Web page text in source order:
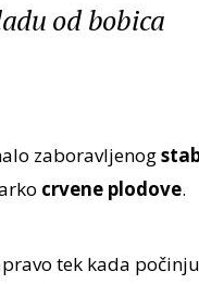
od bobica
zaboravljenog
crvene plodove.
tek kada